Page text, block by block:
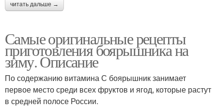
читать дальше →
Самые оригинальные рецепты
приготовления боярышника на
зиму. Описание
По содержанию витамина С боярышник занимает
первое место среди всех фруктов и ягод, которые растут
в средней полосе России.